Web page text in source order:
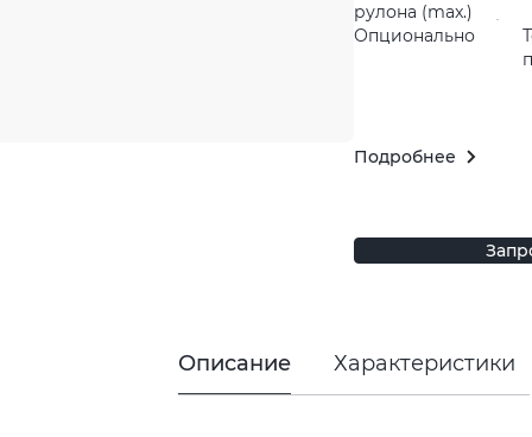
рулона (max.)
Опционально
Подробнее
Описание Характеристики